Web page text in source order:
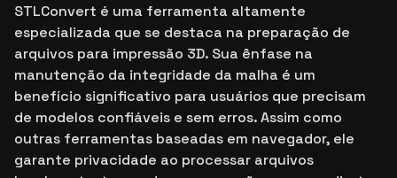
STLConvert é uma ferramenta altamente
especializada que se destaca na preparação de
arquivos para impressão 3D. Sua ênfase na
manutenção da integridade da malha é um
benefício significativo para usuários que precisam
de modelos confiáveis e sem erros. Assim como
outras ferramentas baseadas em navegador, ele
garante privacidade ao processar arquivos